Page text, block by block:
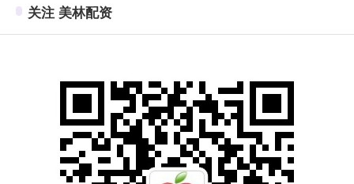
关注 美林配资